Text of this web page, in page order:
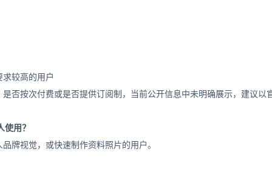
较高的用户
否按次付费或是否提供订阅制，当前公开信息中未明确展示，建议以
用？
牌视觉，或快速制作资料照片的用户。